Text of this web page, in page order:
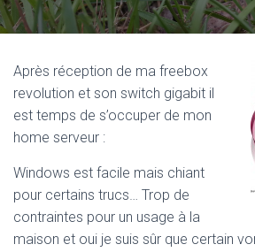
Après réception de ma freebox
revolution et son switch gigabit il
est temps de s’occuper de mon
home serveur :
Windows est facile mais chiant
pour certains trucs… Trop de
contraintes pour un usage à la
maison et oui je suis sûr que certain